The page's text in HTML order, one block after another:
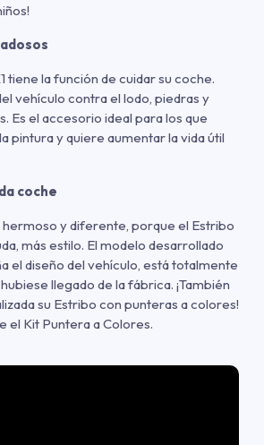
tiene la función de cuidar su coche.
vehículo contra el lodo, piedras y
Es el accesorio ideal para los que
pintura y quiere aumentar la vida útil
coche
hermoso y diferente, porque el Estribo
más estilo. El modelo desarrollado
el diseño del vehículo, está totalmente
llegado de la fábrica. ¡También
su Estribo con punteras a colores!
el Kit Puntera a Colores.